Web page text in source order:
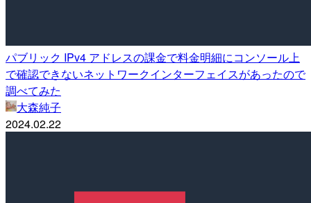
パブリック IPv4 アドレスの課金で料金明細にコンソール上
で確認できないネットワークインターフェイスがあったので
調べてみた
大森純子
2024.02.22